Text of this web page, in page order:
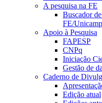
A pesquisa na FE
Buscador
FE/Unicamp
Apoio à Pesquisa
FAPESP
CNPq
Iniciação
Gestão de
Caderno de
Edição atual